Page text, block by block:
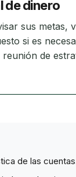
de dinero
sus metas,
si es
de
de las